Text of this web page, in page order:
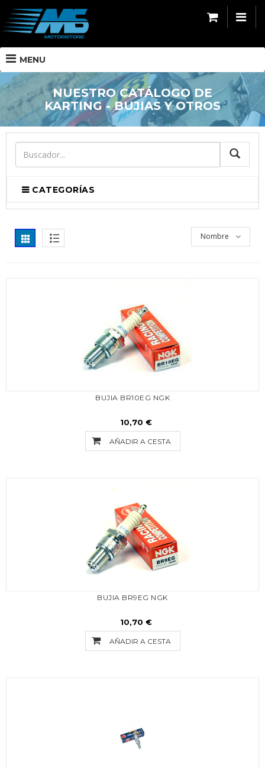
MENU
NUESTRO CATÁLOGO DE
KARTING - BUJIAS Y OTROS
CATEGORÍAS
Nombre
BUJIA BR10EG NGK
10,70 €
AÑADIR A CESTA
BUJIA BR9EG NGK
10,70 €
AÑADIR A CESTA